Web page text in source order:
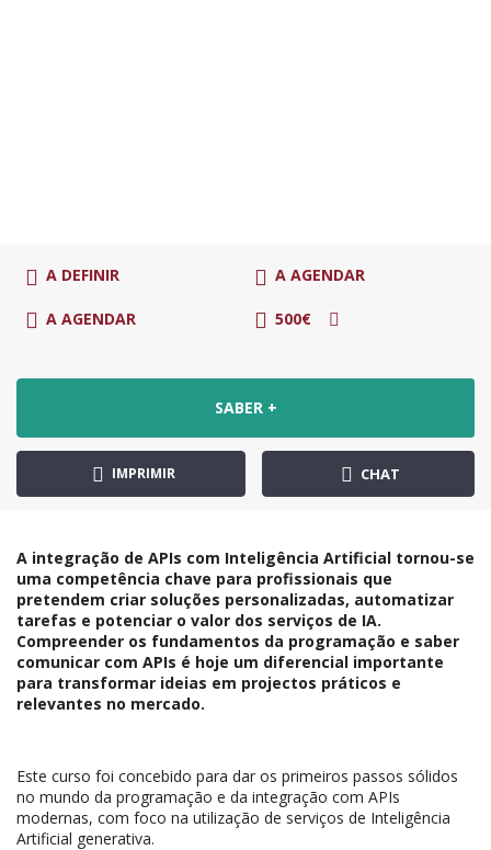
A DEFINIR A AGENDAR
A AGENDAR 500€
SABER +
IMPRIMIR CHAT
A integração de APIs com Inteligência Artificial tornou-se
uma competência chave para profissionais que
pretendem criar soluções personalizadas, automatizar
tarefas e potenciar o valor dos serviços de IA.
Compreender os fundamentos da programação e saber
comunicar com APIs é hoje um diferencial importante
para transformar ideias em projectos práticos e
relevantes no mercado.
Este curso foi concebido para dar os primeiros passos sólidos
no mundo da programação e da integração com APIs
modernas, com foco na utilização de serviços de Inteligência
Artificial generativa.